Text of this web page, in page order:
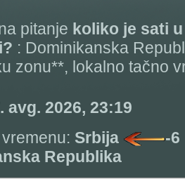
pitanje koliko je sati
: Dominikanska
zonu**, lokalno tačno
avg. 2026, 23:19
Srbija
-6
Republika